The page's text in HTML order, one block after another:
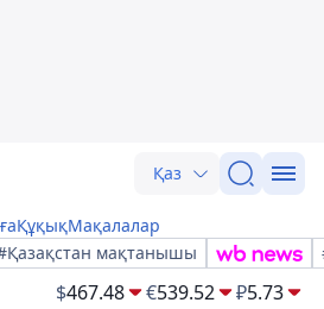
Қаз
ҚұқықМақалалар
мақтанышы
$467.48 €539.52 ₽5.73